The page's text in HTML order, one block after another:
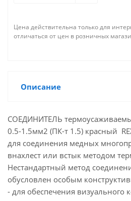
Цена действительна только для
отличаться от цен в розничных
Описание
СОЕДИНИТЕЛЬ
0.5-1.5мм2 (ПК-т 1.5) красный
для соединения медных
внахлест или встык методом
Нестандартный метод
обусловлен особым
- для обеспечения визуального